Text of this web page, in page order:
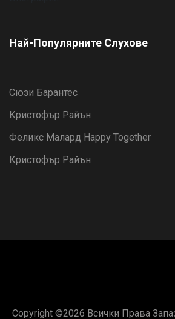
Най-Популярните Слухове
Сюзи Барантес
Кристофър Райън
Феликс Малард Happy Together
Кристофър Райън
Copyright ©2026 Всички Права